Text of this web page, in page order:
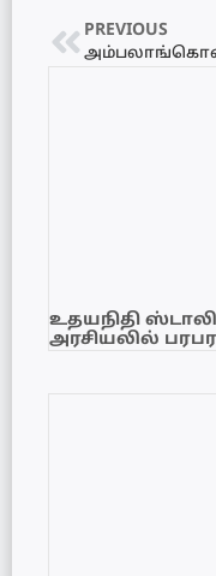
PREVIOUS
உதயநிதி
அரசியலில்